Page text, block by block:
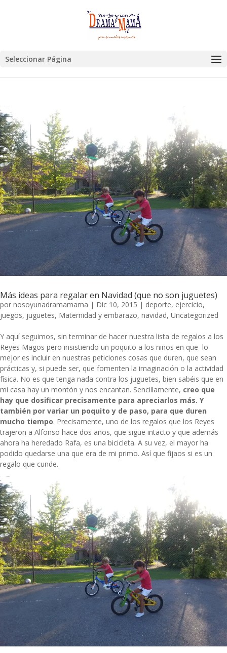
Seleccionar Página
Más ideas para regalar en Navidad (que no son juguetes)
por nosoyunadramamama | Dic 10, 2015 | deporte, ejercicio,
juegos, juguetes, Maternidad y embarazo, navidad, Uncategorized
Y aquí seguimos, sin terminar de hacer nuestra lista de regalos a los
Reyes Magos pero insistiendo un poquito a los niños en que lo
mejor es incluir en nuestras peticiones cosas que duren, que sean
prácticas y, si puede ser, que fomenten la imaginación o la actividad
física. No es que tenga nada contra los juguetes, bien sabéis que en
mi casa hay un montón y nos encantan. Sencillamente, creo que
hay que dosificar precisamente para apreciarlos más. Y
también por variar un poquito y de paso, para que duren
mucho tiempo. Precisamente, uno de los regalos que los Reyes
trajeron a Alfonso hace dos años, que sigue intacto y que además
ahora ha heredado Rafa, es una bicicleta. A su vez, el mayor ha
podido quedarse una que era de mi primo. Así que fijaos si es un
regalo que cunde.